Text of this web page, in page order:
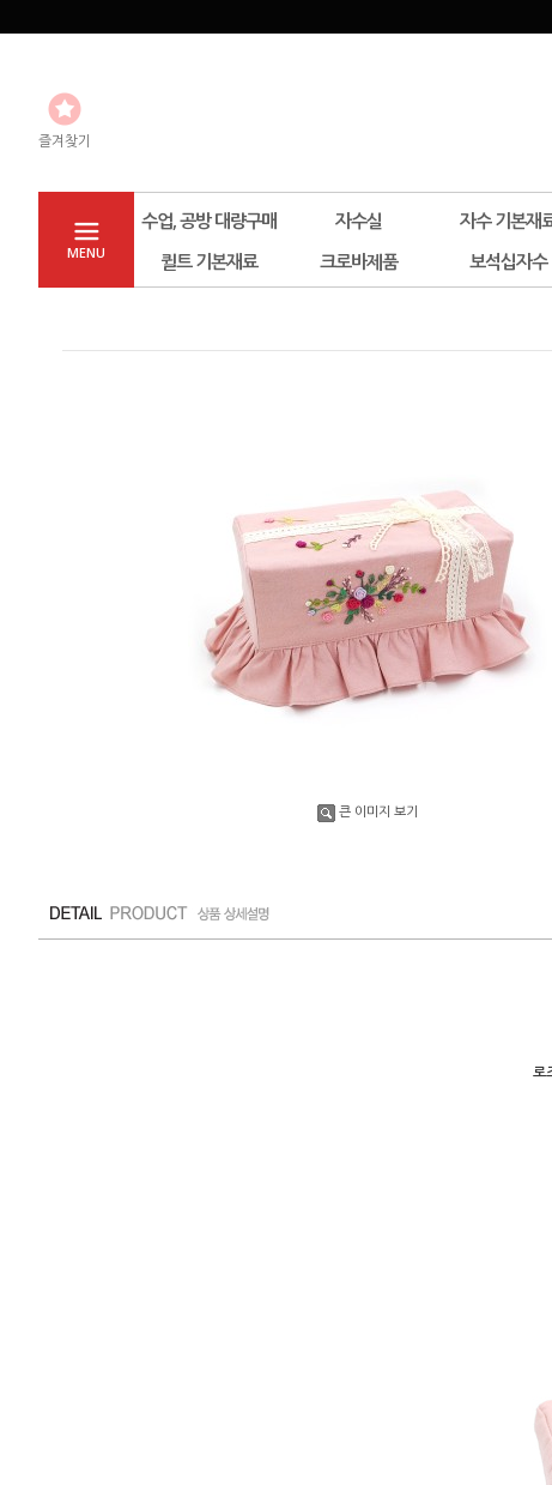
즐겨찾기
MENU
수업, 공방 대량구매 자수실 자수 기본재
퀼트 기본재료
크로바제품 보석십자수
큰 이미지 보기
로